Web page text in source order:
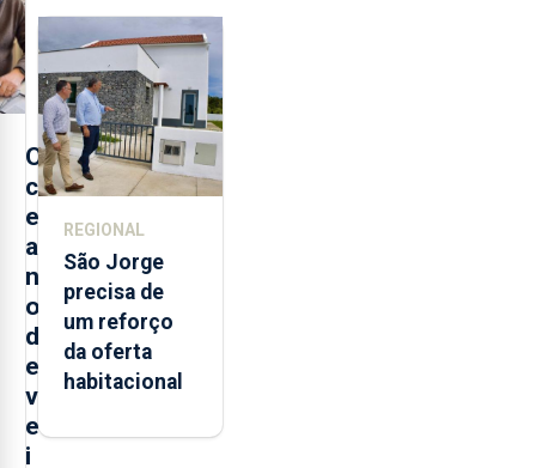
O
c
e
a
n
o
d
e
v
e
i
execução e
modernização
da saúde
REGIONAL
São Jorge
precisa de
um reforço
da oferta
habitacional